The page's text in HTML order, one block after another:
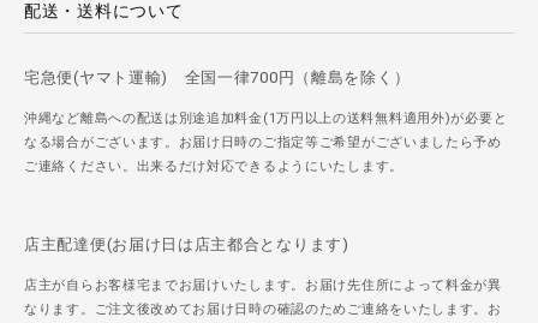
配送・送料について
宅急便(ヤマト運輸) 全国一律700円（離島を除く）
沖縄など離島への配送は別途追加料金(1万円以上の送料無料適用外)が必要と
なる場合がございます。お届け日時のご指定等ご希望がございましたら予め
ご連絡ください。出来るだけ対応できるようにいたします。
店主配達便(お届け日は店主都合となります)
店主が自らお客様宅までお届けいたします。お届け先住所によって料金が異
なります。ご注文後改めてお届け日時の確認のためご連絡をいたします。お